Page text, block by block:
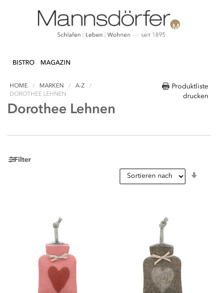
zum
BISTRO MAGAZIN
Produktliste
drucken
HOME MARKEN
A-Z
DOROTHEE LEHNEN
Dorothee Lehnen
Filter